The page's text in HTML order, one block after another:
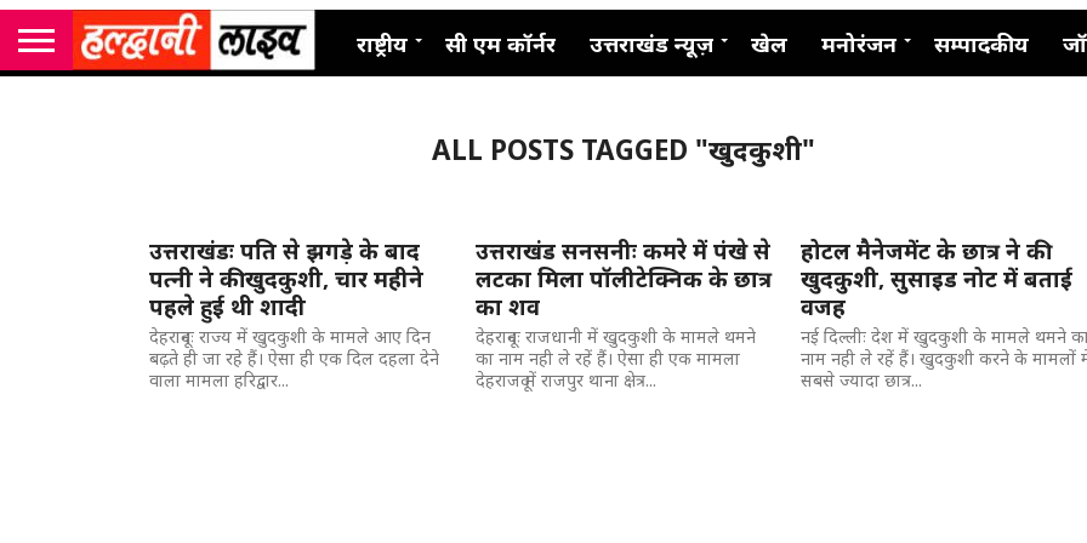
राष्ट्रीय सी एम कॉर्नर उत्तराखंड न्यूज़ खेल मनोरंजन सम्पादकीय
ALL POSTS TAGGED "खुदकुशी"
उत्तराखंडः पति से झगड़े के बाद
पत्नी ने की खुदकुशी, चार महीने
पहले हुई थी शादी
देहरादूनः राज्य में खुदकुशी के मामले आए दिन
बढ़ते ही जा रहे हैं। ऐसा ही एक दिल दहला देने
वाला मामला हरिद्वार...
उत्तराखंड सनसनीः कमरे में पंखे से
लटका मिला पॉलीटेक्निक के छात्र
का शव
देहरादूनः राजधानी में खुदकुशी के मामले थमने
का नाम नही ले रहें हैं। ऐसा ही एक मामला
देहराजदू में राजपुर थाना क्षेत्र...
होटल मैनेजमेंट के छात्र ने की
खुदकुशी, सुसाइड नोट में बताई
वजह
नई दिल्लीः देश में खुदकुशी के मामले थमने
नाम नही ले रहें हैं। खुदकुशी करने के मामलों
सबसे ज्यादा छात्र...